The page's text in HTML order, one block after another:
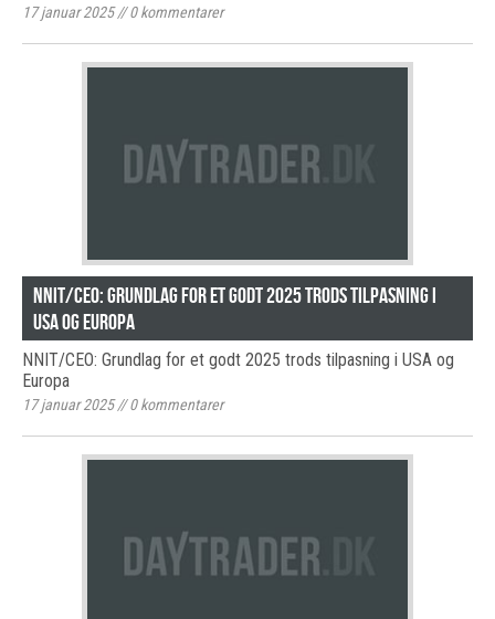
17 januar 2025//0kommentarer
NNIT/CEO: Grundlag for et godt 2025 trods tilpasning i
USA og Europa
NNIT/CEO: Grundlag for et godt 2025 trods tilpasning i USA og
Europa
17 januar 2025//0kommentarer